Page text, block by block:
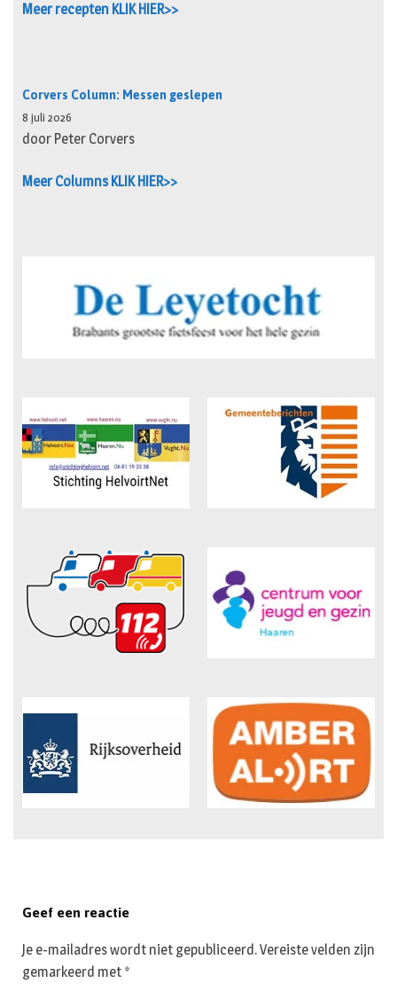
Meer recepten KLIK HIER>>
Corvers Column: Messen geslepen
8 juli 2026
door Peter Corvers
Meer Columns KLIK HIER>>
Geef een reactie
Je e-mailadres wordt niet gepubliceerd.Vereiste velden zijn
gemarkeerd met *